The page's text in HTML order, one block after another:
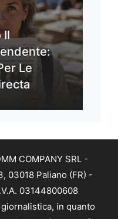
Il
Le
COMPANY SRL -
03018 Paliano (FR) -
03144800608
in quanto